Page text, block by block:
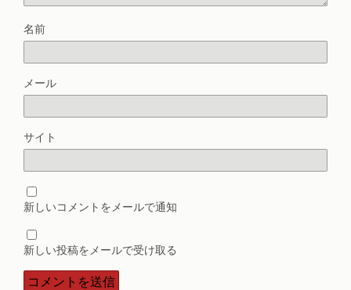
名前
メール
サイト
新しいコメントをメールで通知
新しい投稿をメールで受け取る